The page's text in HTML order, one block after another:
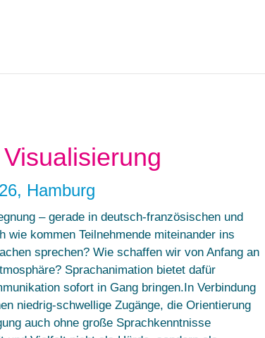
Hamburg
– gerade in deutsch-französischen und
wie kommen Teilnehmende miteinander ins
sprechen? Wie schaffen wir von Anfang an
Sprachanimation bietet dafür
sofort in Gang bringen.In Verbindung
niedrig-schwellige Zugänge, die Orientierung
auch ohne große Sprachkenntnisse